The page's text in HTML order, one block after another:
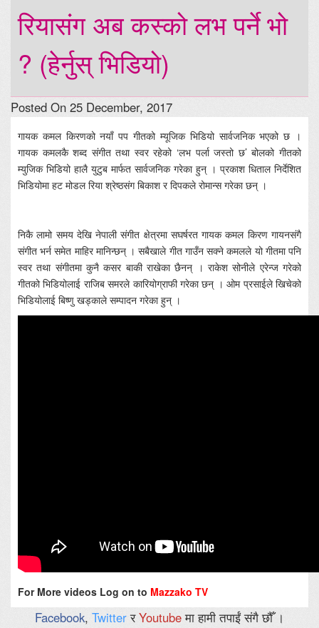
रियासंग अब कस्को लभ पर्ने भो
? (हेर्नुस् भिडियो)
Posted On 25 December, 2017
गायक कमल किरणको नयाँ पप गीतको म्यूजिक भिडियो सार्वजनिक भएको छ ।
गायक कमलकै शब्द संगीत तथा स्वर रहेको ‘लभ पर्ला जस्तो छ’ बोलको गीतको
म्युजिक भिडियो हालै युटुब मार्फत सार्वजनिक गरेका हुन् । प्रकाश धिताल निर्देशित
भिडियोमा हट मोडल रिया श्रेष्ठसंग बिकाश र दिपकले रोमान्स गरेका छन् ।
निकै लामो समय देखि नेपाली संगीत क्षेत्रमा सघर्षरत गायक कमल किरण गायनसंगै
संगीत भर्न समेत माहिर मानिन्छन् । सबैखाले गीत गाउँन सक्ने कमलले यो गीतमा पनि
स्वर तथा संगीतमा कुनै कसर बाकी राखेका छैनन् । राकेश सोनीले एरेन्ज गरेको
गीतको भिडियोलाई राजिब समरले कारियोग्राफी गरेका छन् । ओम प्रसाईले खिचेको
भिडियोलाई बिष्णु खड्काले सम्पादन गरेका हुन् ।
For More videos Log on to Mazzako TV
Facebook, TwitterरYoutubeमा हामी तपाईं संगै छौँ ।